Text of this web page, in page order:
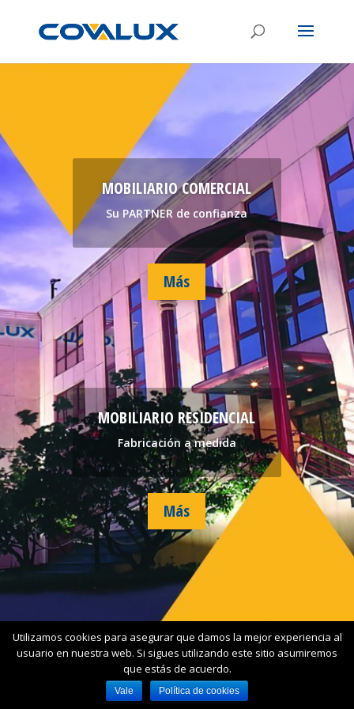
MOBILIARIO COMERCIAL
Su PARTNER de confianza
Más
MOBILIARIO RESIDENCIAL
Fabricación a medida
Más
Aviso Legal
Política de privacidad
Política de cookies
Contacto
Utilizamos cookies para asegurar que damos la mejor experiencia al
usuario en nuestra web. Si sigues utilizando este sitio asumiremos
que estás de acuerdo.
Vale Política de cookies